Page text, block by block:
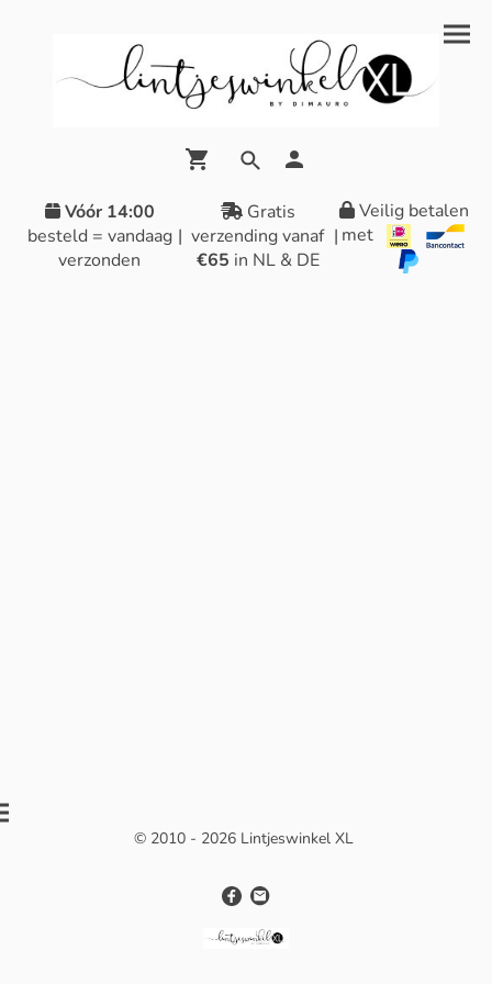
Vóór 14:00
besteld = vandaag
verzonden
|
Gratis
verzending vanaf
€65 in NL & DE
|
Veilig betalen
met
© 2010 - 2026 Lintjeswinkel XL